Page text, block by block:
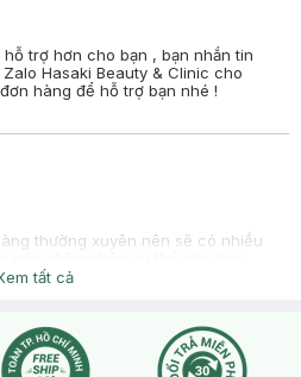
ơn Lê tâm nhi đã dành thời gian
khách hàng là động lực to lớn để
hơn nữa về chất lượng dịch vụ.
mua sắm tại Hasaki!
trợ hơn cho bạn , bạn nhắn tin
Hasaki Beauty & Clinic cho
hàng để hỗ trợ bạn nhé !
thường xuyên nên sẽ có nhiều
bên mình nhập về đều có date
tất cả